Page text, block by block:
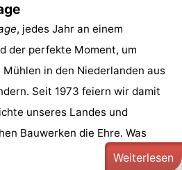
, jedes Jahr an einem
der perfekte Moment, um
in den Niederlanden aus
Seit 1973 feiern wir damit
unseres Landes und
Bauwerken die Ehre. Was
Weiterlesen